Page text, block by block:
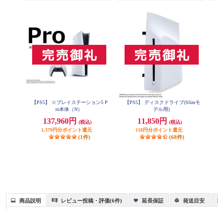
【PS5】 ☆プレイステーション5 P
ro本体（N）
137,960円
(税込)
1,379円分ポイント還元
(1件)
【PS5】 ディスクドライブ(Slimモ
デル用)
11,850円
(税込)
118円分ポイント還元
(68件)
商品説明 レビュー投稿・評価(6件) 延長保証 発送目安